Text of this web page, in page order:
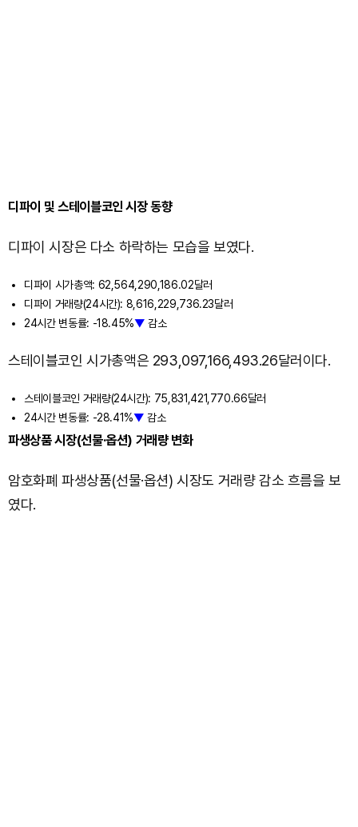
디파이 및 스테이블코인 시장 동향
디파이 시장은 다소 하락하는 모습을 보였다.
디파이 시가총액: 62,564,290,186.02달러
디파이 거래량(24시간): 8,616,229,736.23달러
24시간 변동률: -18.45%▼ 감소
스테이블코인 시가총액은 293,097,166,493.26달러이다.
스테이블코인 거래량(24시간): 75,831,421,770.66달러
24시간 변동률: -28.41%▼ 감소
파생상품 시장(선물·옵션) 거래량 변화
암호화폐 파생상품(선물·옵션) 시장도 거래량 감소 흐름을 보
였다.